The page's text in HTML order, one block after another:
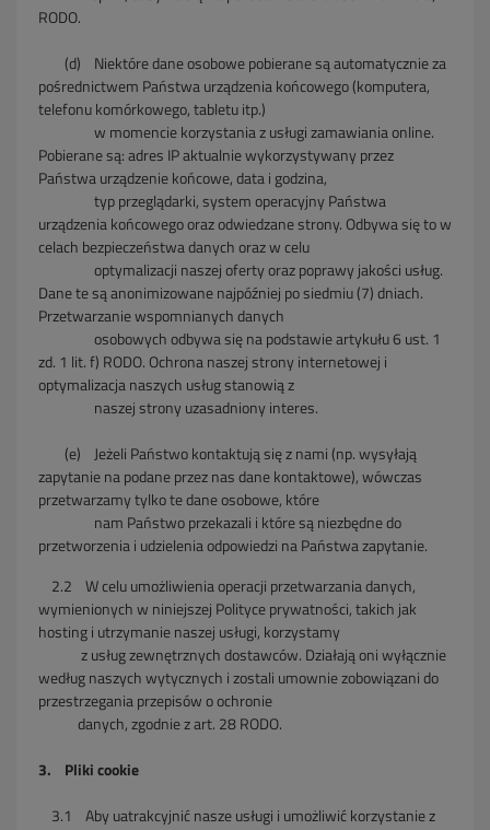
RODO.
(d) Niektóre dane osobowe pobierane są automatycznie za
pośrednictwem Państwa urządzenia końcowego (komputera,
telefonu komórkowego, tabletu itp.)
w momencie korzystania z usługi zamawiania online.
Pobierane są: adres IP aktualnie wykorzystywany przez
Państwa urządzenie końcowe, data i godzina,
typ przeglądarki, system operacyjny Państwa
urządzenia końcowego oraz odwiedzane strony. Odbywa się to w
celach bezpieczeństwa danych oraz w celu
optymalizacji naszej oferty oraz poprawy jakości usług.
Dane te są anonimizowane najpóźniej po siedmiu (7) dniach.
Przetwarzanie wspomnianych danych
osobowych odbywa się na podstawie artykułu 6 ust. 1
zd. 1 lit. f) RODO. Ochrona naszej strony internetowej i
optymalizacja naszych usług stanowią z
naszejstrony uzasadniony interes.
(e) Jeżeli Państwo kontaktują się z nami (np. wysyłają
zapytanie na podane przez nas dane kontaktowe), wówczas
przetwarzamy tylko te dane osobowe, które
nam Państwo przekazali i które są niezbędne do
przetworzenia i udzielenia odpowiedzi na Państwa zapytanie.
2.2
W celu umożliwienia operacji przetwarzania danych,
wymienionych w niniejszej Polityce prywatności, takich jak
hosting i utrzymanie naszej usługi, korzystamy
z usług zewnętrznych dostawców. Działają oni wyłącznie
według naszych wytycznych i zostali umownie zobowiązani do
przestrzegania przepisów o ochronie
danych,zgodnie z art. 28 RODO.
3. Pliki cookie
3.1
Aby uatrakcyjnić nasze usługi i umożliwić korzystanie z